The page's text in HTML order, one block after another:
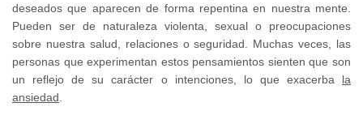
deseados que aparecen de forma repentina en nuestra mente.
Pueden ser de naturaleza violenta, sexual o preocupaciones
sobre nuestra salud, relaciones o seguridad. Muchas veces, las
personas que experimentan estos pensamientos sienten que son
un reflejo de su carácter o intenciones, lo que exacerba la
ansiedad